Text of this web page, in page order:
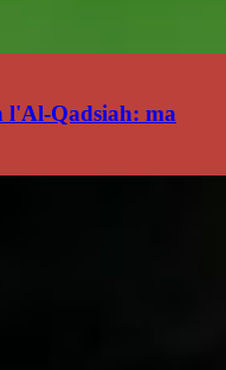
l'Al-Qadsiah: ma